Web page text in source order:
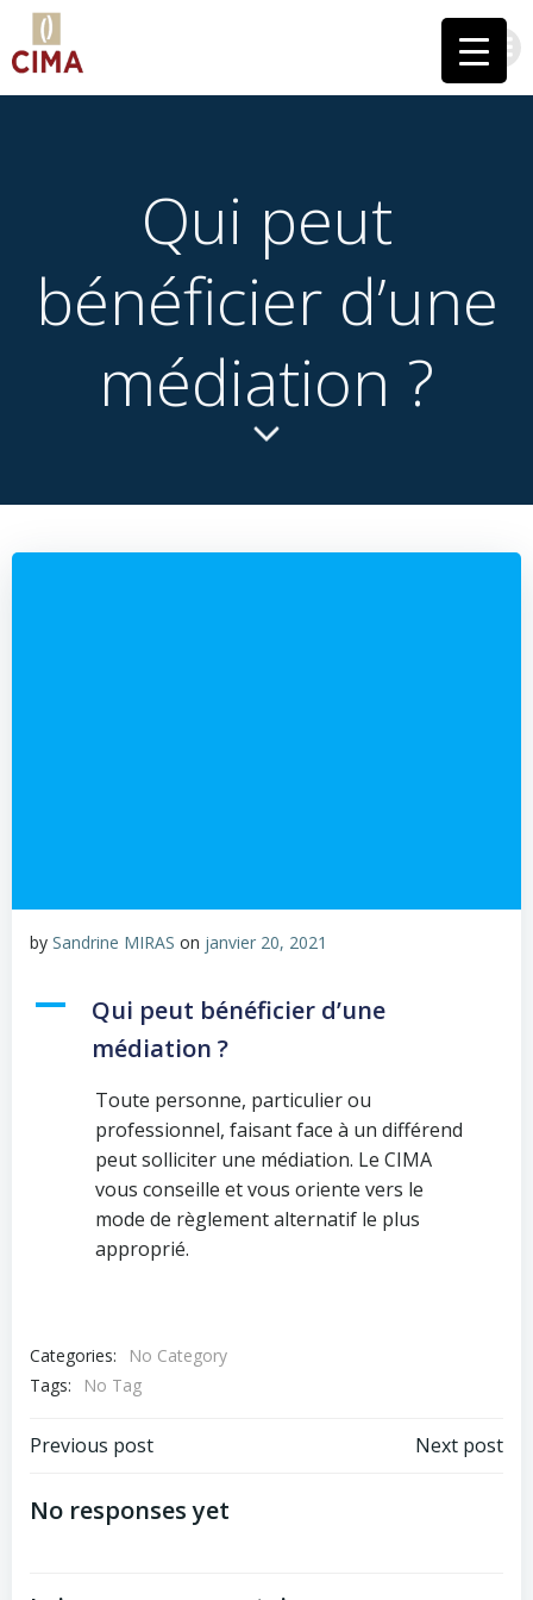
Qui peut
bénéficier d’une
médiation ?
by Sandrine MIRAS on janvier 20, 2021
A
Qui peut bénéficier d’une
médiation ?
Toute personne, particulier ou
professionnel, faisant face à un différend
peut solliciter une médiation. Le CIMA
vous conseille et vous oriente vers le
mode de règlement alternatif le plus
approprié.
Categories:
No Category
Tags:
No Tag
Post
navigation
Previous post Next post
No responses yet